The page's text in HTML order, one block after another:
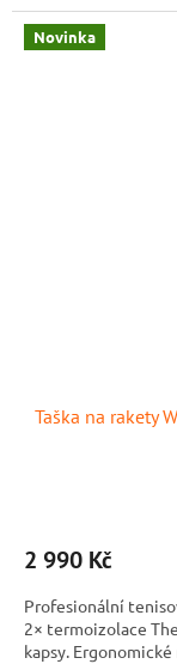
Novinka
Taška na rakety
2 990 Kč
Profesionální
2× termoizolace
kapsy.